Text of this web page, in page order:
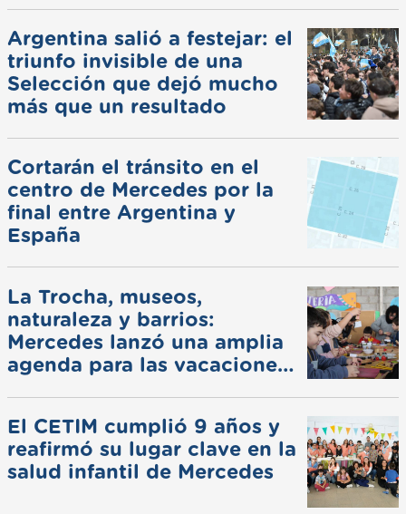
Argentina salió a festejar: el
triunfo invisible de una
Selección que dejó mucho
más que un resultado
Cortarán el tránsito en el
centro de Mercedes por la
final entre Argentina y
España
La Trocha, museos,
naturaleza y barrios:
Mercedes lanzó una amplia
agenda para las vacaciones
El CETIM cumplió 9 años y
reafirmó su lugar clave en la
salud infantil de Mercedes